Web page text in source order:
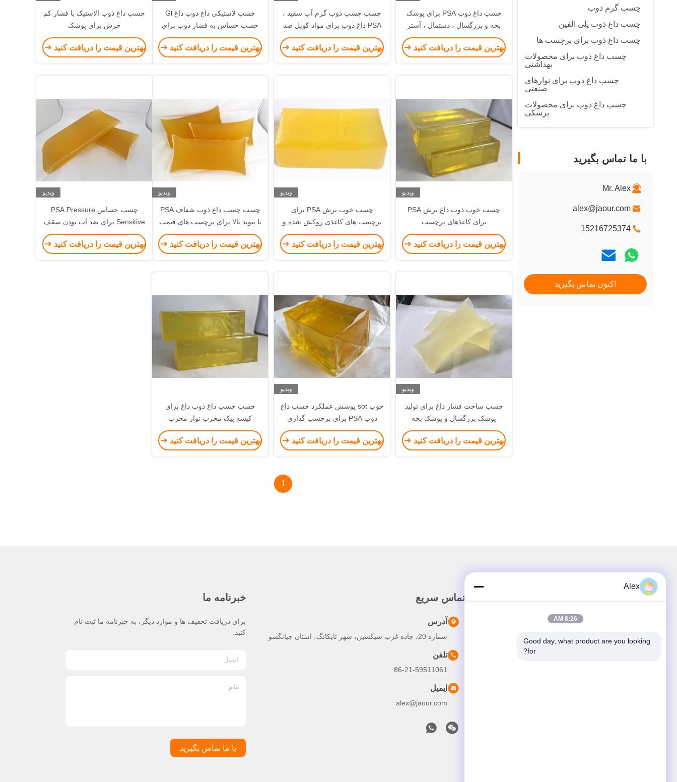
چسب گرم ذوب
چسب داغ ذوب پلی الفین
چسب داغ ذوب برای برچسب ها
چسب داغ ذوب برای محصولات
بهداشتی
چسب داغ ذوب برای نوارهای
صنعتی
چسب داغ ذوب برای محصولات
پزشکی
با ما تماس بگیرید
Mr. Alex
alex@jaour.com
15216725374
اکنون تماس بگیرید
چسب داغ ذوب PSA برای پوشک
بچه و بزرگسال ، دستمال ، آستر
زیر شلواری ، شلوار بلند
بهترین قیمت را دریافت کنید
چسب چسب ذوب گرم آب سفید ،
PSA داغ ذوب برای مواد کویل ضد
آب
بهترین قیمت را دریافت کنید
چسب لاستیکی داغ ذوب داغ Gl
چسب حساس به فشار ذوب برای
استفاده از نوارها
بهترین قیمت را دریافت کنید
چسب داغ ذوب الاستیک با فشار کم
خزش برای پوشک
بهترین قیمت را دریافت کنید
ویدیو
چسب خوب ذوب داغ برش PSA
برای کاغذهای برچسب
بهترین قیمت را دریافت کنید
ویدیو
چسب خوب برش PSA برای
برچسب های کاغذی روکش شده و
برچسب زدن خود چسب
بهترین قیمت را دریافت کنید
ویدیو
چسب چسب داغ ذوب شفاف PSA
با پیوند بالا برای برچسب های قیمت
برای سوپرمارکت ها
بهترین قیمت را دریافت کنید
ویدیو
چسب حساس PSA Pressure
Sensitive برای ضد آب بودن سقف
چوبی
بهترین قیمت را دریافت کنید
ویدیو
چسب ساخت فشار داغ برای تولید
پوشک بزرگسال و پوشک بچه
بهترین قیمت را دریافت کنید
ویدیو
خوب sot پوشش عملکرد چسب داغ
ذوب PSA برای برچسب گذاری
برچسب سهام
بهترین قیمت را دریافت کنید
چسب چسب داغ ذوب داغ برای
کیسه پیک مخرب نوار مخرب
بهترین قیمت را دریافت کنید
1
محصولات
تماس سریع
آدرس
شماره 20، جاده غرب شیکسین، شهر تایکانگ، استان جیانگسو
تلفن
86-21-59511061
ایمیل
alex@jaour.com
خبرنامه ما
برای دریافت تخفیف ها و موارد دیگر، به خبرنامه ما ثبت نام
کنید.
با ما تماس بگیرید
Alex
8:26 AM
Good day, what product are you looking
for?